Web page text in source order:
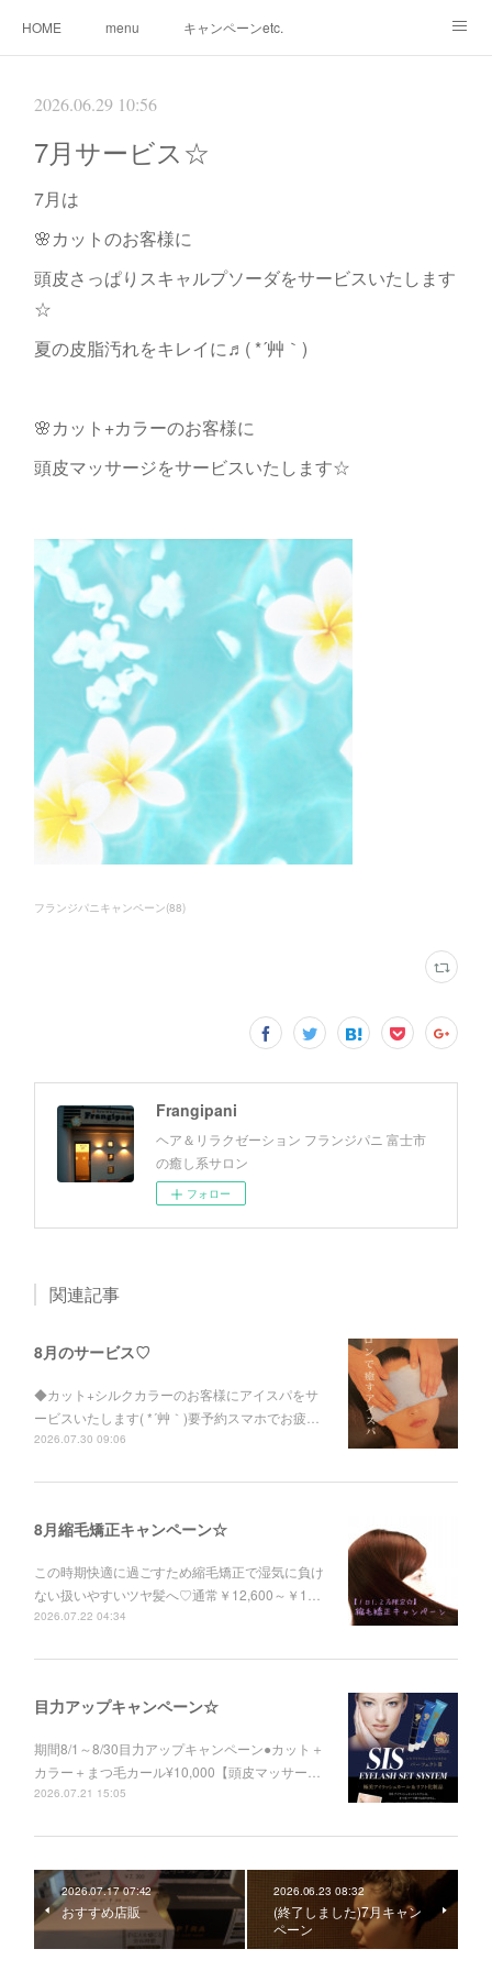
HOME menu キャンペーンetc.
2026.06.29 10:56
7月サービス☆
7月は
🌸カットのお客様に
頭皮さっぱりスキャルプソーダをサービスいたします
☆
夏の皮脂汚れをキレイに♬( *´艸｀)
🌸カット+カラーのお客様に
頭皮マッサージをサービスいたします☆
フランジパニキャンペーン(88)
Frangipani
ヘア＆リラクゼーション フランジパニ 富士市
の癒し系サロン
フォロー
関連記事
8月のサービス♡
◆カット+シルクカラーのお客様にアイスパをサ
ービスいたします( *´艸｀)要予約スマホでお疲…
2026.07.30 09:06
8月縮毛矯正キャンペーン☆
この時期快適に過ごすため縮毛矯正で湿気に負け
ない扱いやすいツヤ髪へ♡通常￥12,600～￥1…
2026.07.22 04:34
目力アップキャンペーン☆
期間8/1～8/30目力アップキャンペーン●カット＋
カラー＋まつ毛カール¥10,000【頭皮マッサー…
2026.07.21 15:05
2026.07.17 07:42
おすすめ店販
2026.06.23 08:32
(終了しました)7月キャン
ペーン